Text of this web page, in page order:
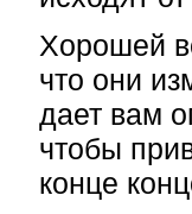
Хорошей
что они
дает вам
чтобы
конце